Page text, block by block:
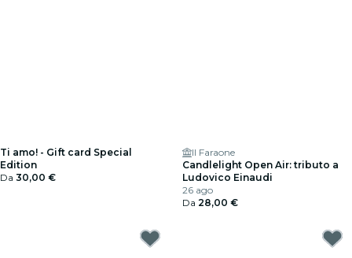
Ti amo! - Gift card Special
Edition
Da 30,00 €
Il Faraone
Candlelight Open Air: tributo a
Ludovico Einaudi
26 ago
Da 28,00 €